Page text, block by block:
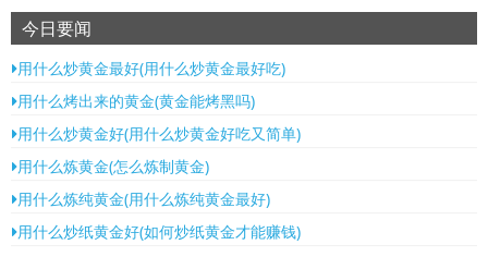
今日要闻
用什么炒黄金最好(用什么炒黄金最好吃)
用什么烤出来的黄金(黄金能烤黑吗)
用什么炒黄金好(用什么炒黄金好吃又简单)
用什么炼黄金(怎么炼制黄金)
用什么炼纯黄金(用什么炼纯黄金最好)
用什么炒纸黄金好(如何炒纸黄金才能赚钱)